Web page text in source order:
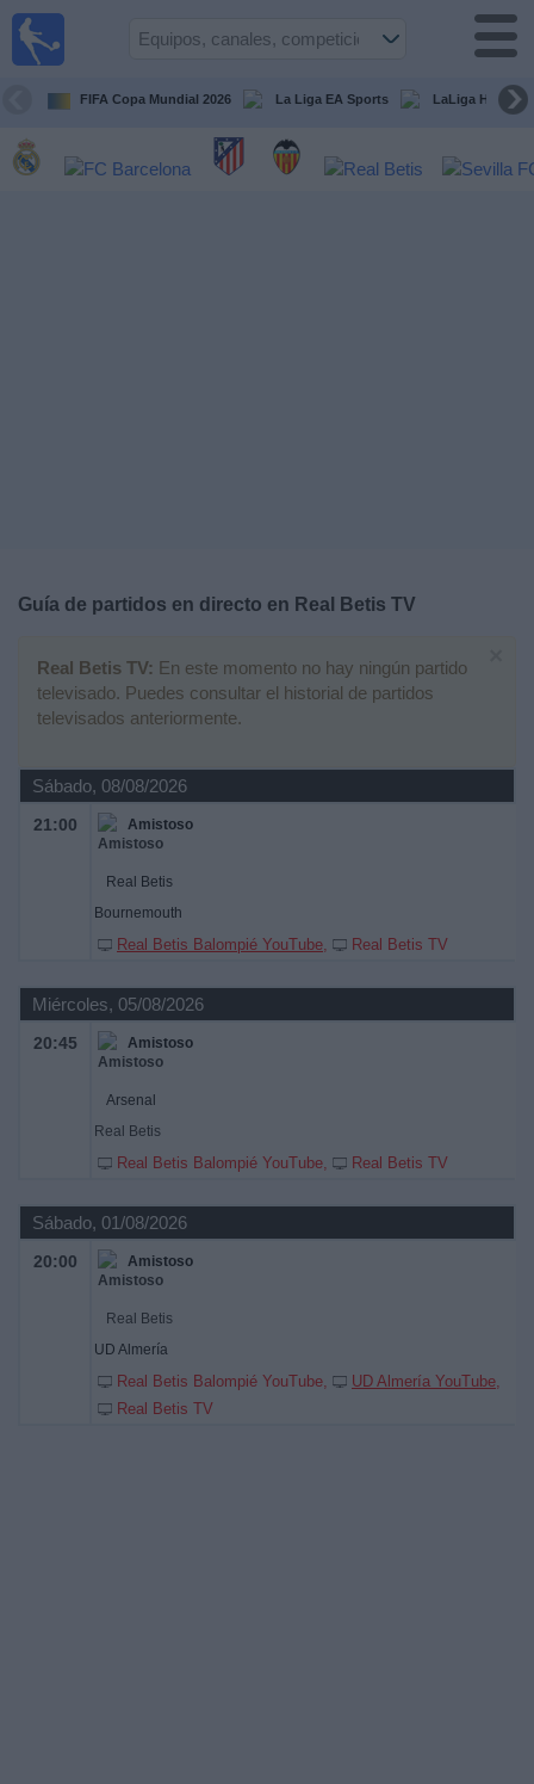
FIFA Copa Mundial 2026 La Liga EA Sports LaLiga
Guía de partidos en directo en Real Betis TV
Real Betis TV: En este momento no hay ningún partido
televisado. Puedes consultar el historial de partidos
televisados anteriormente.
Sábado, 08/08/2026
21:00 Amistoso
Real Betis
Bournemouth
Real Betis Balompié YouTube Real Betis TV
Miércoles, 05/08/2026
20:45 Amistoso
Arsenal
Real Betis
Real Betis Balompié YouTube Real Betis TV
Sábado, 01/08/2026
20:00 Amistoso
Real Betis
UD Almería
Real Betis Balompié YouTube
UD Almería YouTube
Real Betis TV
Guía de
Televisados
Noticias
Widget